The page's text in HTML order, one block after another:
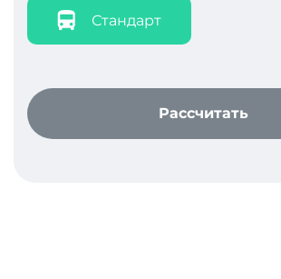
Стандарт
Рассчитать